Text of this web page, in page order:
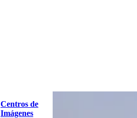
Centros de
Imágenes